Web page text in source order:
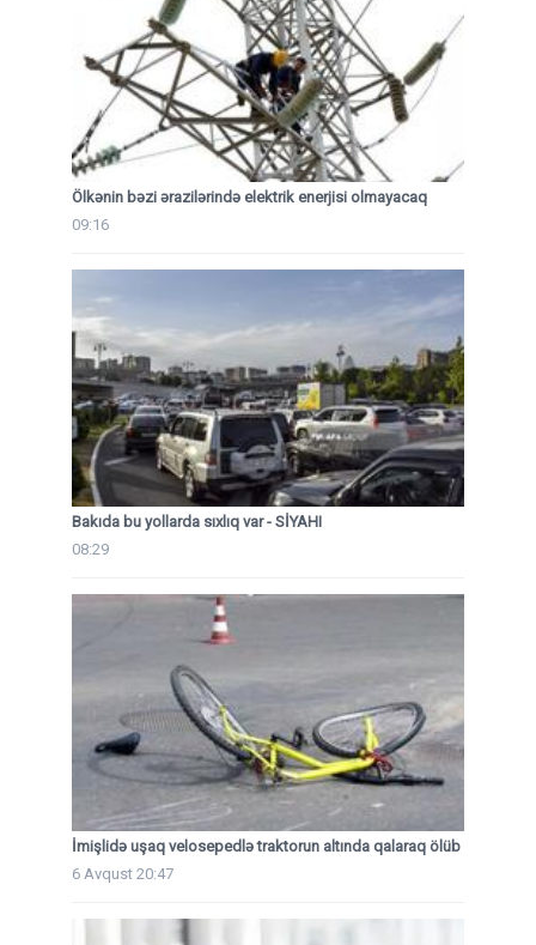
Ölkənin bəzi ərazilərində elektrik enerjisi olmayacaq
09:16
Bakıda bu yollarda sıxlıq var - SİYAHI
08:29
İmişlidə uşaq velosepedlə traktorun altında qalaraq ölüb
6 Avqust 20:47